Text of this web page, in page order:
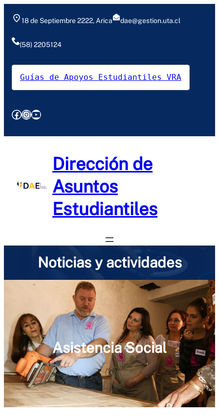
18 de Septiembre 2222, Arica dae@gestion.uta.cl
(58) 2205124
Guías de Apoyos Estudiantiles VRA
Facebook
Instagram
YouTube
Dirección de
Asuntos
Estudiantiles
Noticias y actividades
Asistencia Social